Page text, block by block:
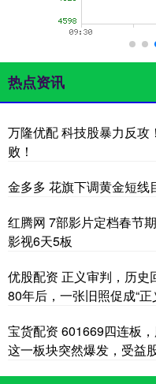
热点资讯
万隆优配 科技股暴力反攻
败！
金多多 花旗下调黄金短线
红腾网 7部影片定档春节
影视6天5板
优股配资 正义审判，历
80年后，一张旧照促成“正
宝货配资 601669四连板
这一板块突然爆发，受益